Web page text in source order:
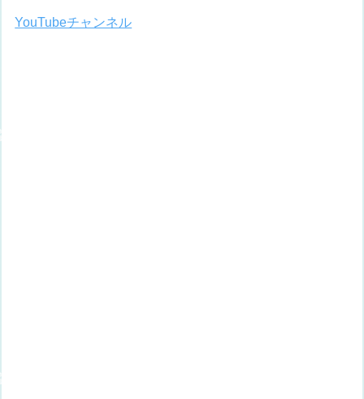
YouTubeチャンネル